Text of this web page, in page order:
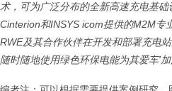
术，可为广泛分布的全新高速充电基础
Cinterion和INSYS icom提供的M2M专
RWE及其合作伙伴在开发和部署充电
随时随地使用绿色环保电能为其爱车'